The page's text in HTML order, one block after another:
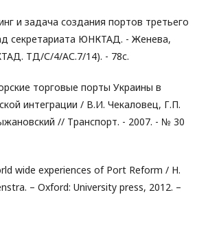
и задача создания портов третьего
секретариата ЮНКТАД. - Женева,
ТД/С/4/АС.7/14). - 78с.
торговые порты Украины в
интеграции / В.И. Чекаловец, Г.П.
// Транспорт. - 2007. - № 30
wide experiences of Port Reform / H.
– Oxford: University press, 2012. –